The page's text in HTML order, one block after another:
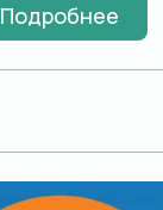
Подробнее